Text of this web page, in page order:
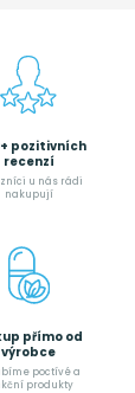
pozitivních
recenzí
u nás rádi
nakupují
přímo od
výrobce
poctívé a
produkty